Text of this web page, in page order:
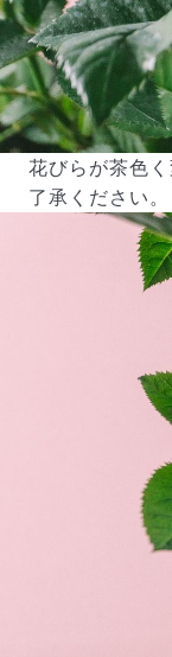
花びらが茶色
了承ください。